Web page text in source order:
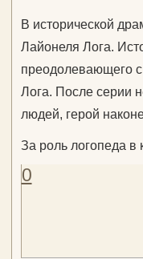
В исторической
Лайонеля Лога.
преодолевающего
Лога. После серии
людей, герой
За роль логопеда
0